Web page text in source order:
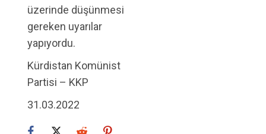
üzerinde düşünmesi
gereken uyarılar
yapıyordu.
Kürdistan Komünist
Partisi – KKP
31.03.2022